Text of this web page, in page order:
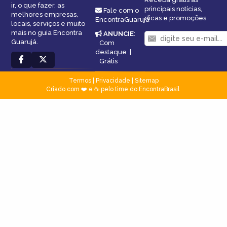
ir, o que fazer, as
melhores empresas,
locais, serviços e muito
mais no guia Encontra
Guarujá.
Fale com o
EncontraGuarujá
ANUNCIE:
Com
destaque |
Grátis
principais notícias,
dicas e promoções
Termos| Privacidade
Sitemap
Criado com ❤️ e ☕ pelo time do EncontraBrasil